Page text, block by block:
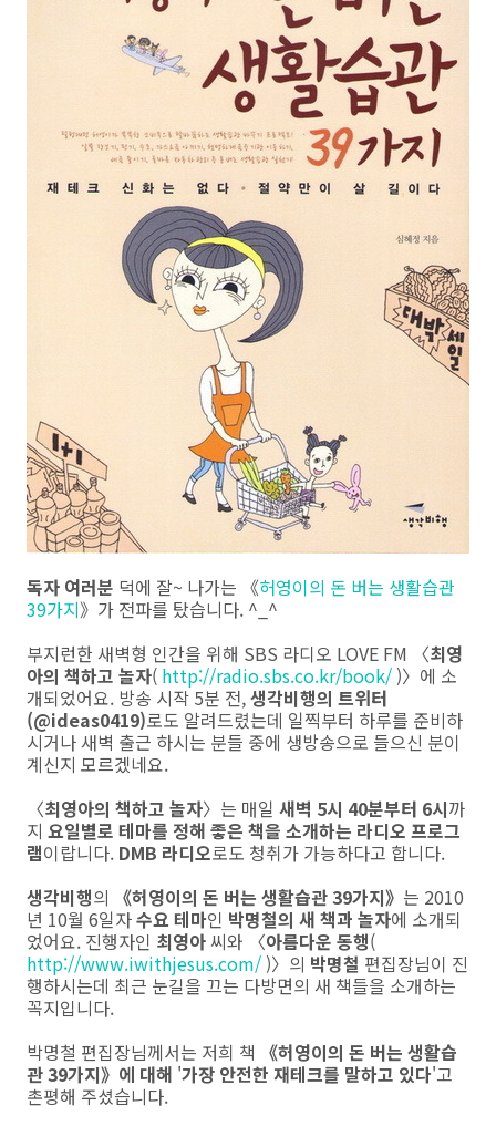
독자 여러분 덕에 잘~ 나가는 《허영이의 돈 버는 생활습관
39가지》가 전파를 탔습니다. ^_^
부지런한 새벽형 인간을 위해 SBS 라디오 LOVE FM 〈최영
아의 책하고 놀자( http://radio.sbs.co.kr/book/ )〉 에 소
개되었어요. 방송 시작 5분 전,생각비행의 트위터
(@ideas0419)로도 알려드렸는데 일찍부터 하루를 준비하
시거나 새벽 출근 하시는 분들 중에 생방송으로 들으신 분이
계신지 모르겠네요.
〈최영아의 책하고 놀자〉는 매일 새벽 5시 40분부터 6시까
지 요일별로 테마를 정해 좋은 책을 소개하는 라디오 프로그
램이랍니다. DMB 라디오로도 청취가 가능하다고 합니다.
생각비행의 《허영이의 돈 버는 생활습관 39가지》 는 2010
년 10월 6일자수요 테마인 박명철의 새 책과 놀자에 소개되
었어요. 진행자인 최영아 씨와 〈아름다운 동행(
http://www.iwithjesus.com/ )〉의 박명철 편집장님이 진
행하시는데 최근 눈길을 끄는 다방면의 새 책들을 소개하는
꼭지입니다.
박명철 편집장님께서는 저희 책 《허영이의 돈 버는 생활습
관 39가지》에 대해 '가장 안전한 재테크를 말하고 있다'고
촌평해 주셨습니다.